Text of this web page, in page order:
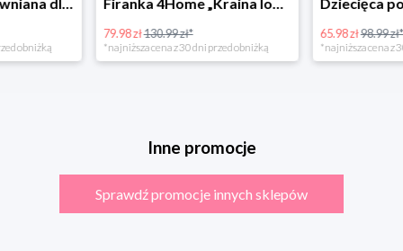
obniżką
79.98 zł130.99 zł*
*najniższa cena z 30 dni przed obniżką
65.98 zł98.99 zł*
*najniższa cena z
Inne promocje
Sprawdź promocje innych sklepów